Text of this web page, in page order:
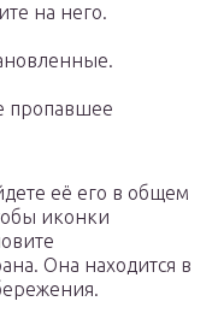
на него.
пропавшее
её его в общем
иконки
Она находится в